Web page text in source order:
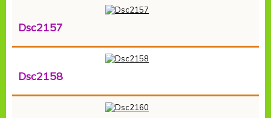
Dsc2157
Dsc2158